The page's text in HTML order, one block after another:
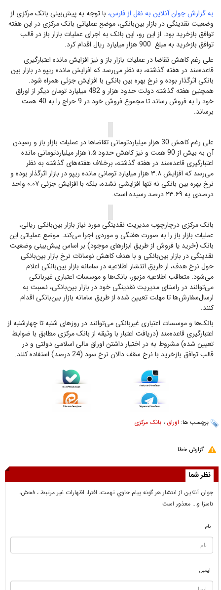
به گزارش جوان آنلاین به نقل از فارس، با توجه به پیش‌بینی بانک مرکزی از
وضعیت نقدینگی در بازار بین‌بانکی، موضع عملیاتی بانک مرکزی در این هفته
توافق بازخرید بود. از این رو، این بانک به اجرای عملیات بازار باز در قالب
توافق بازخرید به مبلغ 900 هزار میلیارد ریال اقدام کرد.
علی رغم کاهش تقاضا در عملیات بازار باز و نیز افزایش مانده اعتبارگیری
قاعده‌مند در هفته گذشته، به نظر می‌رسد که افزایش مانده ریپو در بازار بین
بانکی اثرگذار بوده و نرخ بهره بین بانکی با افزایش جزئی همراه شود.
همچنین هفته گذشته دولت حدود هزار و 482 میلیارد تومان دیگر از اوراق
خود را به فروش رساند تا مجموع فروش خود در 9 حراج را به 40 همت
برساند.
علی رغم کاهش 30 هزار میلیاردتومانی تقاضاها در عملیات بازار باز و رسیدن
آن به بیش از 90 همت و نیز کاهش حدود ۱.۵ هزار میلیاردتومانی مانده
اعتبارگیری قاعده‌مند در هفته گذشته، برخلاف هفته‌های گذشته به نظر
می‌رسد که افزایش ۳.۸ هزار میلیارد تومانی مانده ریپو در بازار اثرگذار بوده و
نرخ بهره بین بانکی نه تنها افزایشی نشده، بلکه با افزایش جزئی ۰.۰۷ واحد
درصدی به ۲۳.۶۹ درصد رسیده است.
بانک مرکزی درچارچوب مدیریت نقدینگی مورد نیاز بازار بین‌بانکی ریالی،
عملیات بازار باز را به صورت هفتگی و موردی اجرا می‌کند. موضع عملیاتی این
بانک (خرید یا فروش از طریق ابزارهای موجود) بر اساس پیش‌بینی وضعیت
نقدینگی در بازار بین‌بانکی و با هدف کاهش نوسانات نرخ بازار بین‌بانکی
حول نرخ هدف، از طریق انتشار اطلاعیه در سامانه بازار بین‌بانکی اعلام
می‌شود. متعاقب اطلاعیه مزبور، بانک‌ها و موسسات اعتباری غیربانکی
می‌توانند در راستای مدیریت نقدینگی خود در بازار بین‌بانکی، نسبت به
ارسال‌سفارش‌ها تا مهلت تعیین شده از طریق سامانه بازار بین‌بانکی اقدام
کنند.
بانک‌ها و موسسات اعتباری غیربانکی می‌توانند در روزهای شنبه تا چهارشنبه از
اعتبارگیری قاعده‌مند (دریافت اعتبار با وثیقه از بانک مرکزی مطابق با ضوابط
تعیین شده) مشروط به در اختیار داشتن اوراق مالی اسلامی دولتی و در
قالب توافق بازخرید با نرخ سقف دالان نرخ سود (24 درصد) استفاده کنند.
برچسب ها: اوراق ، بانک مرکزی
گزارش خطا
نظر شما
جوان آنلاين از انتشار هر گونه پيام حاوي تهمت، افترا، اظهارات غير مرتبط ، فحش،
ناسزا و... معذور است
نام
ایمیل